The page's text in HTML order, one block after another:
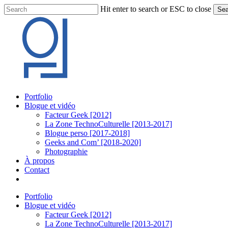
Skip
to
content
Hit enter to search or ESC to close
Search
Menu
Portfolio
Blogue et vidéo
Facteur Geek [2012]
La Zone TechnoCulturelle [2013-2017]
Blogue perso [2017-2018]
Geeks and Com’ [2018-2020]
Photographie
À propos
Contact
Portfolio
Blogue et vidéo
Facteur Geek [2012]
La Zone TechnoCulturelle [2013-2017]